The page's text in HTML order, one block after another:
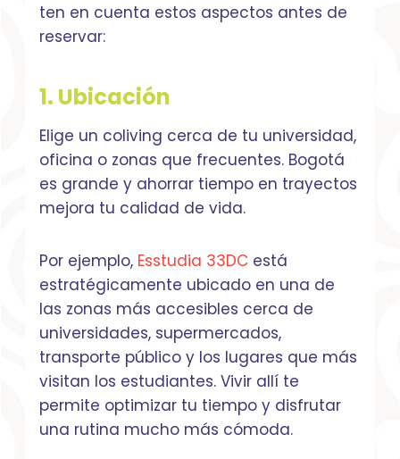
ten en cuenta estos aspectos antes de
reservar:
1. Ubicación
Elige un coliving cerca de tu universidad,
oficina o zonas que frecuentes. Bogotá
es grande y ahorrar tiempo en trayectos
mejora tu calidad de vida.
Por ejemplo, Esstudia 33DC está
estratégicamente ubicado en una de
las zonas más accesibles cerca de
universidades, supermercados,
transporte público y los lugares que más
visitan los estudiantes. Vivir allí te
permite optimizar tu tiempo y disfrutar
una rutina mucho más cómoda.